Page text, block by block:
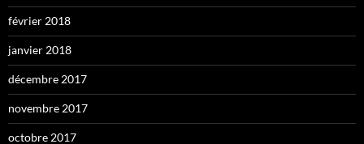
février 2018
janvier 2018
décembre 2017
novembre 2017
octobre 2017